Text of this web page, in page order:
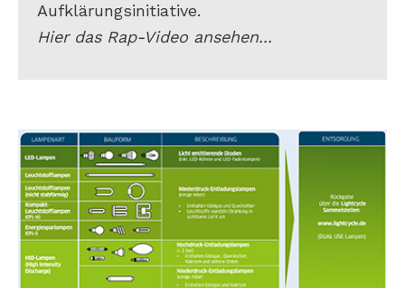
Aufklärungsinitiative.
Hier das Rap-Video ansehen...